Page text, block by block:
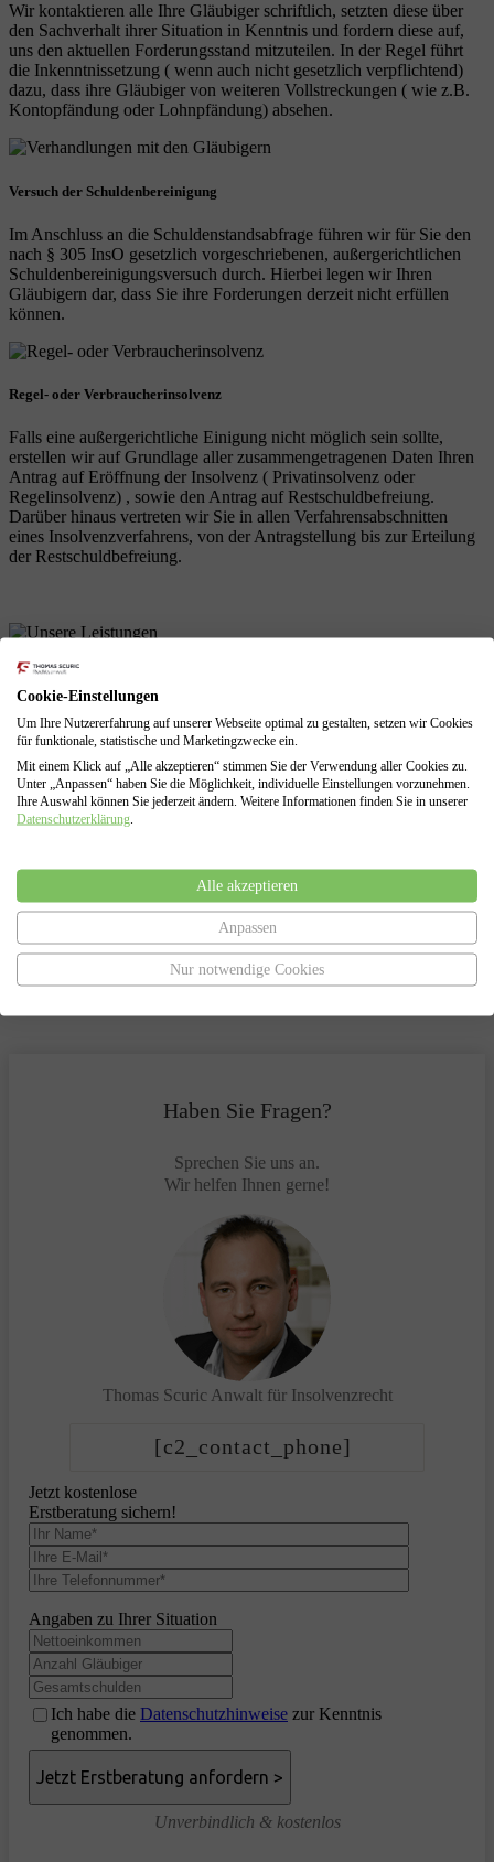
Wir kontaktieren alle Ihre Gläubiger schriftlich, setzten diese über
den Sachverhalt ihrer Situation in Kenntnis und fordern diese auf,
uns den aktuellen Forderungsstand mitzuteilen. In der Regel führt
die Inkenntnissetzung ( wenn auch nicht gesetzlich verpflichtend)
dazu, dass ihre Gläubiger von weiteren Vollstreckungen ( wie z.B.
Kontopfändung oder Lohnpfändung) absehen.
Versuch der Schuldenbereinigung
Im Anschluss an die Schuldenstandsabfrage führen wir für Sie den
nach § 305 InsO gesetzlich vorgeschriebenen, außergerichtlichen
Schuldenbereinigungsversuch durch. Hierbei legen wir Ihren
Gläubigern dar, dass Sie ihre Forderungen derzeit nicht erfüllen
können.
Regel- oder Verbraucherinsolvenz
Falls eine außergerichtliche Einigung nicht möglich sein sollte,
erstellen wir auf Grundlage aller zusammengetragenen Daten Ihren
Antrag auf Eröffnung der Insolvenz ( Privatinsolvenz oder
Regelinsolvenz) , sowie den Antrag auf Restschuldbefreiung.
Darüber hinaus vertreten wir Sie in allen Verfahrensabschnitten
eines Insolvenzverfahrens, von der Antragstellung bis zur Erteilung
der Restschuldbefreiung.
Unsere Leistungen
Profitieren Sie von unserer langjährigen Erfahrungen! Wir sind mit
allen Problemen einer finanziellen Krise vertraut und können diese
für Sie lösen.
Führung sämtlicher Verhandlungen mit den Gläubigern
Erarbeitung von Lösungen zur Vermeidung des
Insolvenzverfahrens
Insolvenzantragsstellung und Begleitung durch das
Insolvenzverfahren
Vertretung gegenüber dem Insolvenzgericht und dem
Insolvenzverwalter
Haben Sie Fragen?
Sprechen Sie uns an.
Wir helfen Ihnen gerne!
Thomas Scuric Anwalt für Insolvenzrecht
[c2_contact_phone]
Jetzt kostenlose
Erstberatung sichern!
Angaben zu Ihrer Situation
Ich habe die Datenschutzhinweise zur Kenntnis
genommen.
Unverbindlich & kostenlos
Cookie-Einstellungen
Um Ihre Nutzererfahrung auf unserer Webseite optimal zu gestalten, setzen wir Cookies
für funktionale, statistische und Marketingzwecke ein.
Mit einem Klick auf „Alle akzeptieren“ stimmen Sie der Verwendung aller Cookies zu.
Unter „Anpassen“ haben Sie die Möglichkeit, individuelle Einstellungen vorzunehmen.
Ihre Auswahl können Sie jederzeit ändern. Weitere Informationen finden Sie in unserer
Datenschutzerklärung
Alle akzeptieren
Anpassen
Nur notwendige Cookies